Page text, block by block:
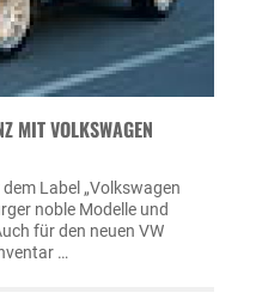
MIT VOLKSWAGEN
Label „Volkswagen
noble Modelle und
für den neuen VW
…